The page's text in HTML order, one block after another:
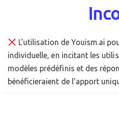
L'utilisation de Youism.ai
individuelle, en incitant les
modèles prédéfinis et des
bénéficieraient de l'apport